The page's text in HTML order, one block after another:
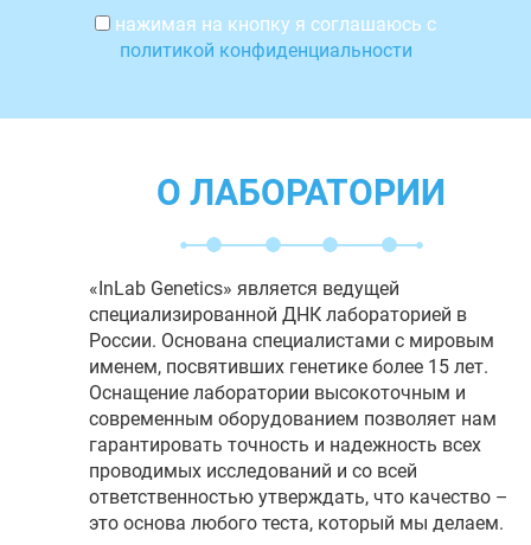
нажимая на кнопку я соглашаюсь с
политикой конфиденциальности
О ЛАБОРАТОРИИ
«InLab Genetics» является ведущей
специализированной ДНК лабораторией в
России. Основана специалистами с мировым
именем, посвятивших генетике более 15 лет.
Оснащение лаборатории высокоточным и
современным оборудованием позволяет нам
гарантировать точность и надежность всех
проводимых исследований и со всей
ответственностью утверждать, что качество –
это основа любого теста, который мы делаем.